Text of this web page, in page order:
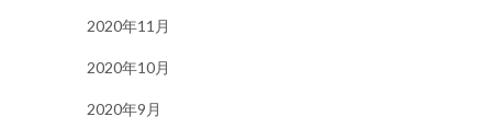
2020年11月
2020年10月
2020年9月